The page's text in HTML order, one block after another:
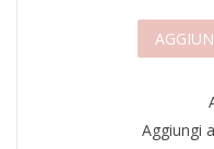
Aggiungi